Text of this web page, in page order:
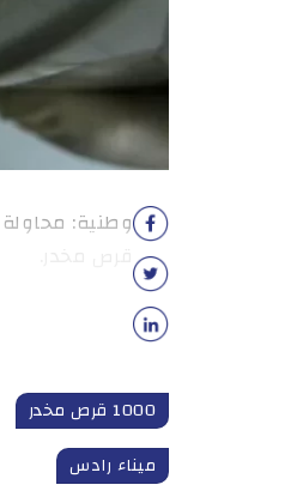
وطنية:
1000 قرص مخدر
ميناء رادس